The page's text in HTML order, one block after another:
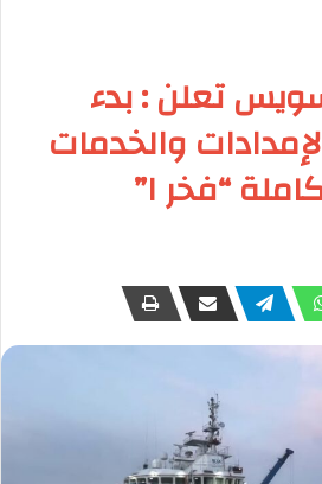
تعلن : بدء
والخدمات
“فخر ١”